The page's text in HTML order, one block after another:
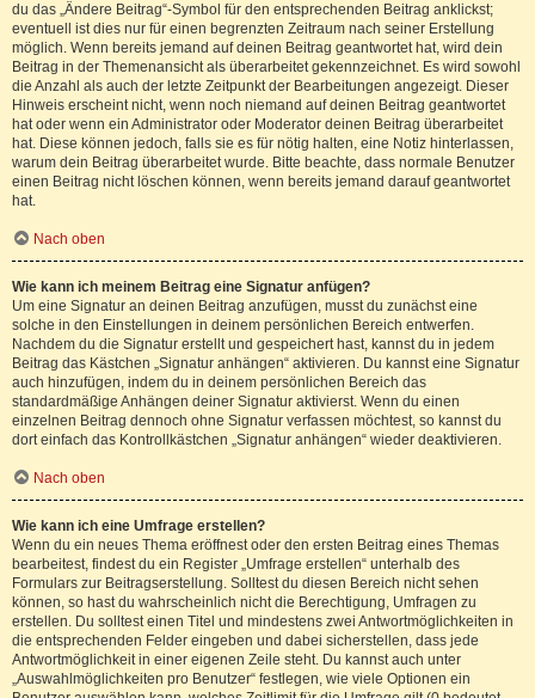
du das „Ändere Beitrag“-Symbol für den entsprechenden Beitrag anklickst;
eventuell ist dies nur für einen begrenzten Zeitraum nach seiner Erstellung
möglich. Wenn bereits jemand auf deinen Beitrag geantwortet hat, wird dein
Beitrag in der Themenansicht als überarbeitet gekennzeichnet. Es wird sowohl
die Anzahl als auch der letzte Zeitpunkt der Bearbeitungen angezeigt. Dieser
Hinweis erscheint nicht, wenn noch niemand auf deinen Beitrag geantwortet
hat oder wenn ein Administrator oder Moderator deinen Beitrag überarbeitet
hat. Diese können jedoch, falls sie es für nötig halten, eine Notiz hinterlassen,
warum dein Beitrag überarbeitet wurde. Bitte beachte, dass normale Benutzer
einen Beitrag nicht löschen können, wenn bereits jemand darauf geantwortet
hat.
Nach oben
Wie kann ich meinem Beitrag eine Signatur anfügen?
Um eine Signatur an deinen Beitrag anzufügen, musst du zunächst eine
solche in den Einstellungen in deinem persönlichen Bereich entwerfen.
Nachdem du die Signatur erstellt und gespeichert hast, kannst du in jedem
Beitrag das Kästchen „Signatur anhängen“ aktivieren. Du kannst eine Signatur
auch hinzufügen, indem du in deinem persönlichen Bereich das
standardmäßige Anhängen deiner Signatur aktivierst. Wenn du einen
einzelnen Beitrag dennoch ohne Signatur verfassen möchtest, so kannst du
dort einfach das Kontrollkästchen „Signatur anhängen“ wieder deaktivieren.
Nach oben
Wie kann ich eine Umfrage erstellen?
Wenn du ein neues Thema eröffnest oder den ersten Beitrag eines Themas
bearbeitest, findest du ein Register „Umfrage erstellen“ unterhalb des
Formulars zur Beitragserstellung. Solltest du diesen Bereich nicht sehen
können, so hast du wahrscheinlich nicht die Berechtigung, Umfragen zu
erstellen. Du solltest einen Titel und mindestens zwei Antwortmöglichkeiten in
die entsprechenden Felder eingeben und dabei sicherstellen, dass jede
Antwortmöglichkeit in einer eigenen Zeile steht. Du kannst auch unter
„Auswahlmöglichkeiten pro Benutzer“ festlegen, wie viele Optionen ein